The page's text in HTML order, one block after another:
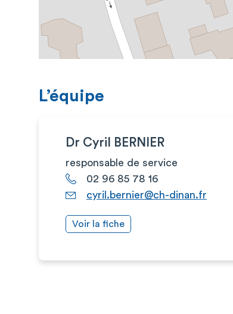
L’équipe
Dr Cyril BERNIER
responsable de service
02 96 85 78 16
cyril.bernier@ch-dinan.fr
Voir la fiche